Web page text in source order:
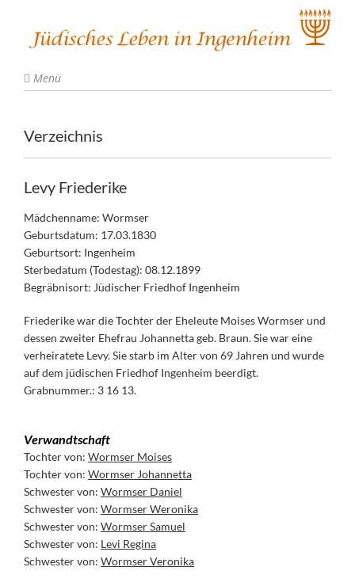
Menü
Verzeichnis
Levy Friederike
Mädchenname: Wormser
Geburtsdatum: 17.03.1830
Geburtsort: Ingenheim
Sterbedatum (Todestag): 08.12.1899
Begräbnisort: Jüdischer Friedhof Ingenheim
Friederike war die Tochter der Eheleute Moises Wormser und
dessen zweiter Ehefrau Johannetta geb. Braun. Sie war eine
verheiratete Levy. Sie starb im Alter von 69 Jahren und wurde
auf dem jüdischen Friedhof Ingenheim beerdigt.
Grabnummer.: 3 16 13.
Verwandtschaft
Tochter von: Wormser Moises
Tochter von: Wormser Johannetta
Schwester von: Wormser Daniel
Schwester von: Wormser Weronika
Schwester von: Wormser Samuel
Schwester von: Levi Regina
Schwester von: Wormser Veronika